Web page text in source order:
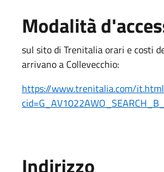
Modalità
sul sito di Trenitalia orari e costi
arrivano a Collevecchio:
https://www.trenitalia.com/
Indirizzo